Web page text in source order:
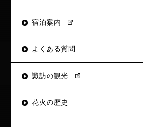
宿泊案内
よくある質問
諏訪の観光
花火の歴史